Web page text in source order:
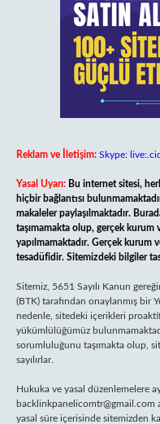
Reklam ve İletişim: Skype:
Yasal Uyarı: Bu internet sitesi,
hiçbir bağlantısı
makaleler paylaşılmaktadır.
taşımamakta olup, gerçek kurum
yapılmamaktadır. Gerçek kurum
tesadüfidir. Sitemizdeki bilgiler
Sitemiz, 5651 Sayılı Kanun
(BTK) tarafından onaylanmış bir
nedenle, sitedeki içerikleri
yükümlülüğümüz
sorumluluğunu taşımakta olup,
sayılırlar.
Hukuka ve yasal düzenlemelere
backlinkpanelicomtr@gmail.com
yasal süre içerisinde sitemizden